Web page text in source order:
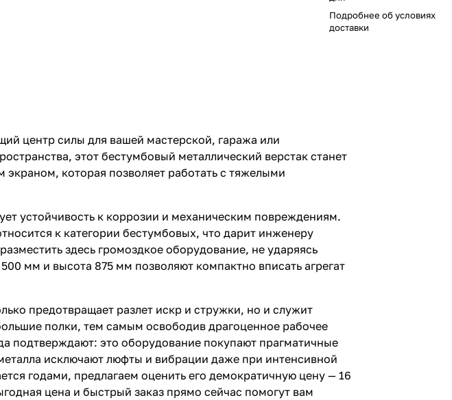
Подробнее обусловиях
доставки
центр силы для вашей мастерской, гаража или
этот бестумбовый металлический верстак станет
которая позволяет работать с тяжелыми
устойчивость к коррозии и механическим повреждениям.
к категории бестумбовых, что дарит инженеру
здесь громоздкое оборудование, не ударяясь
мм и высота 875 мм позволяют компактно вписать агрегат
предотвращает разлет искр и стружки, но и служит
полки, тем самым освободив драгоценное рабочее
подтверждают: это оборудование покупают прагматичные
исключают люфты и вибрации даже при интенсивной
годами, предлагаем оценить его демократичную цену — 16
цена и быстрый заказ прямо сейчас помогут вам